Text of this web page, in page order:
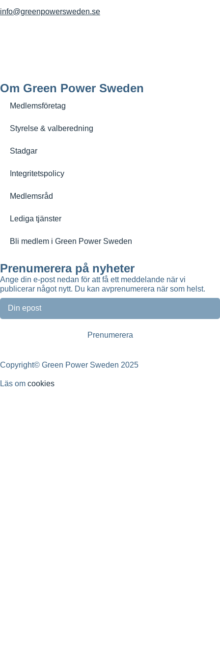
info@greenpowersweden.se
Om Green Power Sweden
Medlemsföretag
Styrelse & valberedning
Stadgar
Integritetspolicy
Medlemsråd
Lediga tjänster
Bli medlem i Green Power Sweden
Prenumerera på nyheter
Ange din e-post nedan för att få ett meddelande när vi
publicerar något nytt. Du kan avprenumerera när som helst.
Copyright© Green Power Sweden 2025
Läs om cookies